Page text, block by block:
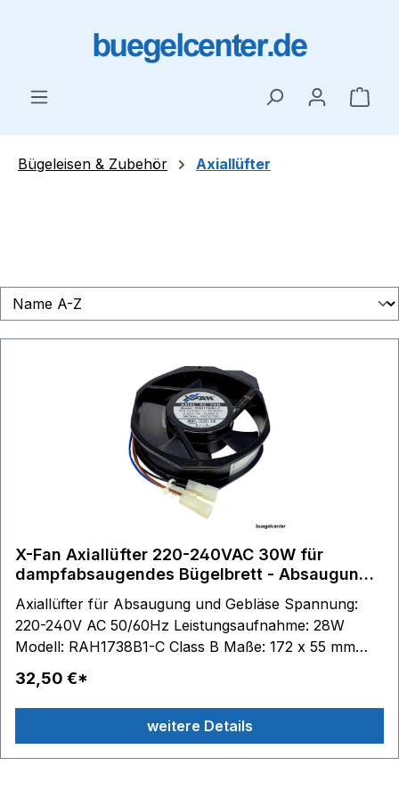
Bügeleisen & Zubehör Axiallüfter
X-Fan Axiallüfter 220-240VAC 30W für
dampfabsaugendes Bügelbrett - Absaugung
Axiallüfter für Absaugung und Gebläse Spannung:
220-240V AC 50/60Hz Leistungsaufnahme: 28W
Modell: RAH1738B1-C Class B Maße: 172 x 55 mm
32,50 €*
weitere Details